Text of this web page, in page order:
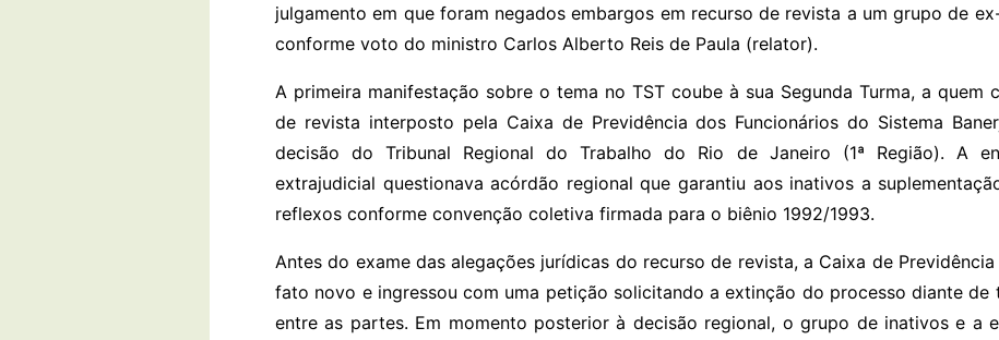
julgamento em que foram negados embargos em recurso de revista a um grupo de
conforme voto do ministro Carlos Alberto Reis de Paula (relator).
A primeira manifestação sobre o tema no TST coube à sua Segunda Turma, a quem
de revista interposto pela Caixa de Previdência dos Funcionários do Sistema
decisão do Tribunal Regional do Trabalho do Rio de Janeiro (1ª Região). A
extrajudicial questionava acórdão regional que garantiu aos inativos a
reflexos conforme convenção coletiva firmada para o biênio 1992/1993.
Antes do exame das alegações jurídicas do recurso de revista, a Caixa de
fato novo e ingressou com uma petição solicitando a extinção do processo diante de
entre as partes. Em momento posterior à decisão regional, o grupo de inativos e a